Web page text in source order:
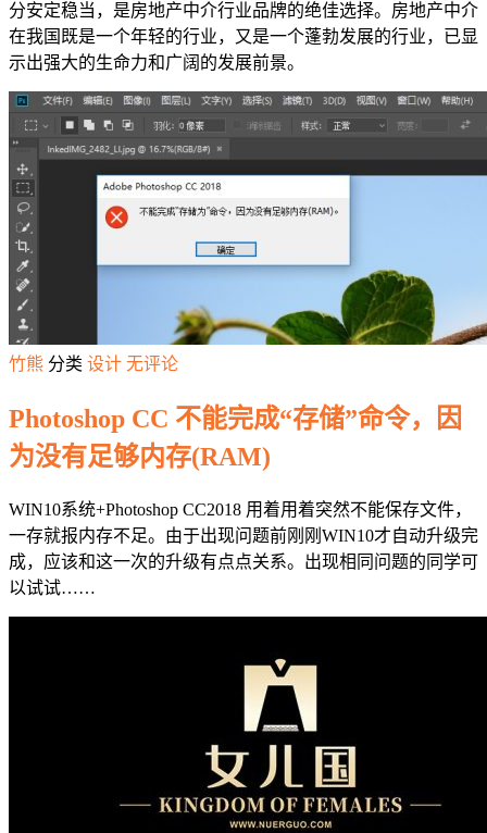
分安定稳当，是房地产中介行业品牌的绝佳选择。房地产中介
在我国既是一个年轻的行业，又是一个蓬勃发展的行业，已显
示出强大的生命力和广阔的发展前景。
竹熊 分类 设计 无评论
Photoshop CC 不能完成“存储”命令，因
为没有足够内存(RAM)
WIN10系统+Photoshop CC2018 用着用着突然不能保存文件，
一存就报内存不足。由于出现问题前刚刚WIN10才自动升级完
成，应该和这一次的升级有点点关系。出现相同问题的同学可
以试试……